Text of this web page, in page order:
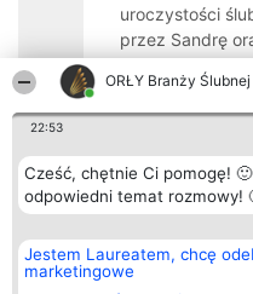
ORŁY Branży Ślubnej
22:53
Cześć, chętnie Ci pomogę!
odpowiedni temat rozmowy!
Jestem Laureatem, chcę
marketingowe
uroczystości
przez Sandrę
9.5
Organizator plebiscytu
Bright Side Solutions sp. z o.
o. sp. k.
Wrocław 50-079
KRS 0000749100 | Regon
381313360 | NIP 8943132676